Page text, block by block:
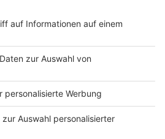
dpa-Pool | Rolf
Patientenakte.